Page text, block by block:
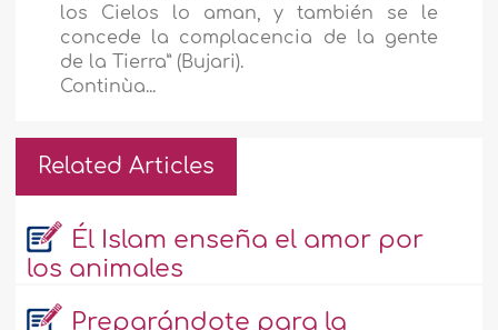
los Cielos lo aman, y también se le
concede la complacencia de la gente
de la Tierra” (Bujari).
Continùa...
Related Articles
Él Islam enseña el amor por
los animales
Preparándote para la